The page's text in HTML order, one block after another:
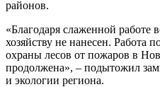
районов.
«Благодаря слаженной работе
хозяйству не нанесен. Работа
охраны лесов от пожаров в
продолжена», – подытожил
и экологии региона.